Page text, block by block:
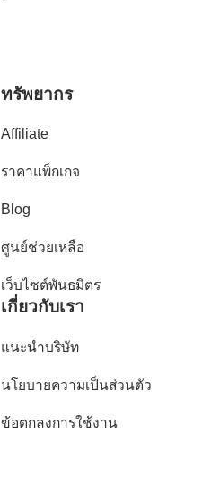
ทรัพยากร
Affiliate
ราคาแพ็กเกจ
Blog
ศูนย์ช่วยเหลือ
เว็บไซต์พันธมิตร
เกี่ยวกับเรา
แนะนำบริษัท
นโยบายความเป็นส่วนตัว
ข้อตกลงการใช้งาน